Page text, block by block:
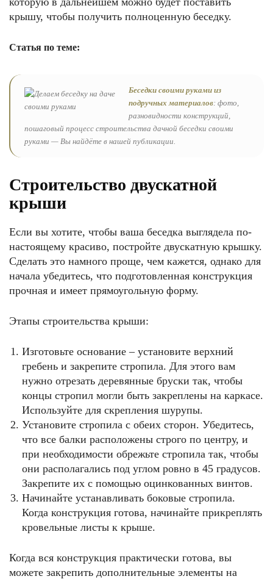
крышу, чтобы получить полноценную беседку.
Статья по теме:
Беседки своими руками из
подручных материалов: фото,
разновидности конструкций,
пошаговый процесс строительства дачной беседки своими
руками — Вы найдёте в нашей публикации.
Строительство двускатной
крыши
Если вы хотите, чтобы ваша беседка выглядела по-
настоящему красиво, постройте двускатную крышку.
Сделать это намного проще, чем кажется, однако для
начала убедитесь, что подготовленная конструкция
прочная и имеет прямоугольную форму.
Этапы строительства крыши:
Изготовьте основание – установите верхний
гребень и закрепите стропила. Для этого вам
нужно отрезать деревянные бруски так, чтобы
концы стропил могли быть закреплены на каркасе.
Используйте для скрепления шурупы.
Установите стропила с обеих сторон. Убедитесь,
что все балки расположены строго по центру, и
при необходимости обрежьте стропила так, чтобы
они располагались под углом ровно в 45 градусов.
Закрепите их с помощью оцинкованных винтов.
Начинайте устанавливать боковые стропила.
Когда конструкция готова, начинайте прикреплять
кровельные листы к крыше.
Когда вся конструкция практически готова, вы
можете закрепить дополнительные элементы на